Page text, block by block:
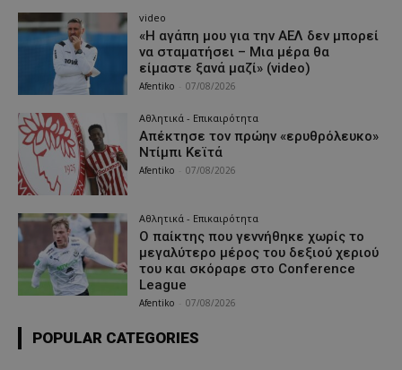
video
«Η αγάπη μου για την ΑΕΛ δεν μπορεί
να σταματήσει – Μια μέρα θα
είμαστε ξανά μαζί» (video)
Afentiko 07/08/2026
Αθλητικά - Επικαιρότητα
Απέκτησε τον πρώην «ερυθρόλευκο»
Ντίμπι Κεϊτά
Afentiko 07/08/2026
Αθλητικά - Επικαιρότητα
Ο παίκτης που γεννήθηκε χωρίς το
μεγαλύτερο μέρος του δεξιού χεριού
του και σκόραρε στο Conference
League
Afentiko 07/08/2026
POPULAR CATEGORIES